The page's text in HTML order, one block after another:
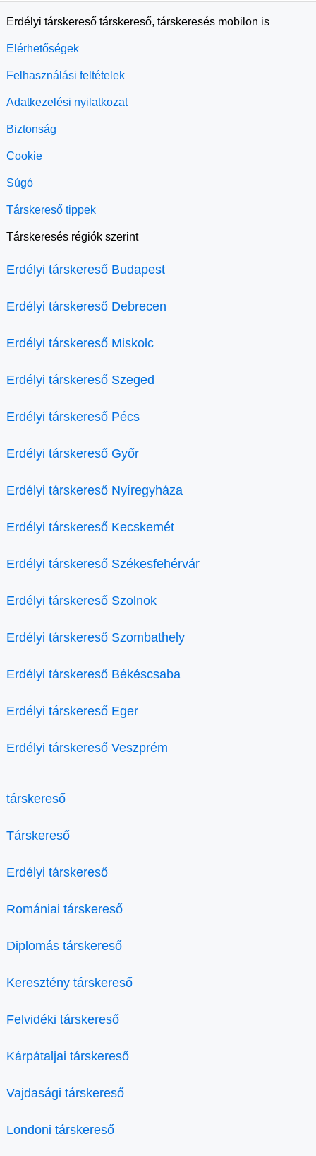
Erdélyi társkereső társkereső, társkeresés mobilon is
Elérhetőségek
Felhasználási feltételek
Adatkezelési nyilatkozat
Biztonság
Cookie
Súgó
Társkereső tippek
Társkeresés régiók szerint
Erdélyi társkereső Budapest
Erdélyi társkereső Debrecen
Erdélyi társkereső Miskolc
Erdélyi társkereső Szeged
Erdélyi társkereső Pécs
Erdélyi társkereső Győr
Erdélyi társkereső Nyíregyháza
Erdélyi társkereső Kecskemét
Erdélyi társkereső Székesfehérvár
Erdélyi társkereső Szolnok
Erdélyi társkereső Szombathely
Erdélyi társkereső Békéscsaba
Erdélyi társkereső Eger
Erdélyi társkereső Veszprém
társkereső
Társkereső
Erdélyi társkereső
Romániai társkereső
Diplomás társkereső
Keresztény társkereső
Felvidéki társkereső
Kárpátaljai társkereső
Vajdasági társkereső
Londoni társkereső